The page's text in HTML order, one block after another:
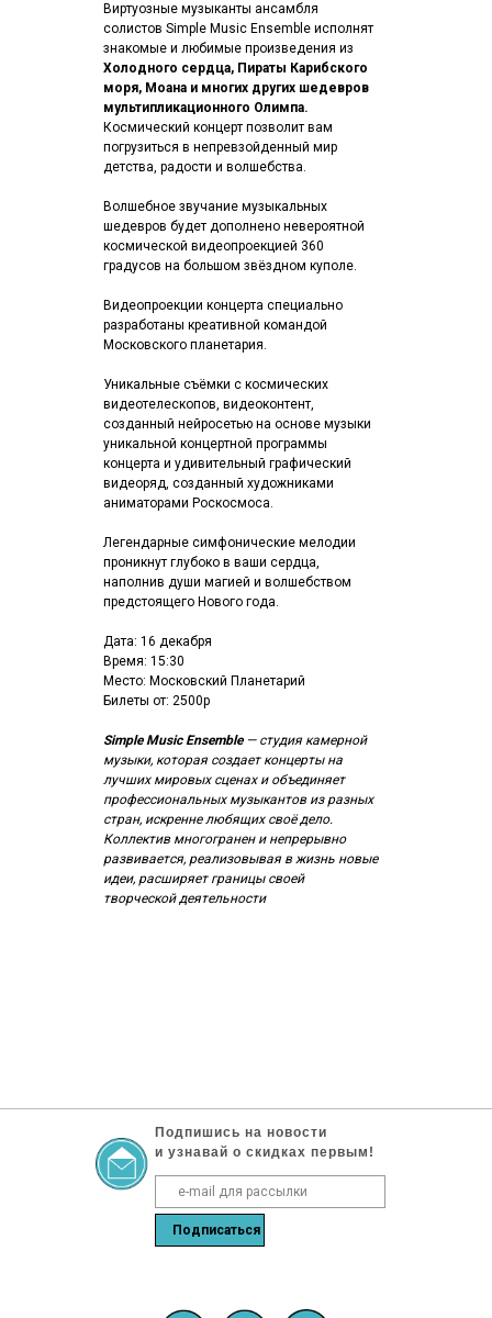
Виртуозные музыканты ансамбля
солистов Simple Music Ensemble исполнят
знакомые и любимые произведения из
Холодного сердца, Пираты Карибского
моря, Моана и многих других шедевров
мультипликационного Олимпа.
Космический концерт позволит вам
погрузиться в непревзойденный мир
детства, радости и волшебства.
Волшебное звучание музыкальных
шедевров будет дополнено невероятной
космической видеопроекцией 360
градусов на большом звёздном куполе.
Видеопроекции концерта специально
разработаны креативной командой
Московского планетария.
Уникальные съёмки с космических
видеотелескопов, видеоконтент,
созданный нейросетью на основе музыки
уникальной концертной программы
концерта и удивительный графический
видеоряд, созданный художниками
аниматорами Роскосмоса.
Легендарные симфонические мелодии
проникнут глубоко в ваши сердца,
наполнив души магией и волшебством
предстоящего Нового года.
Дата: 16 декабря
Время: 15:30
Место: Московский Планетарий
Билеты от: 2500р
Simple Music Ensemble— студия камерной
музыки, которая создает концерты на
лучших мировых сценах и объединяет
профессиональных музыкантов из разных
стран, искренне любящих своё дело.
Коллектив многогранен и непрерывно
развивается, реализовывая в жизнь новые
идеи, расширяет границы своей
творческой деятельности
Подписаться
Подпишись на новости
и узнавай о скидках первым!